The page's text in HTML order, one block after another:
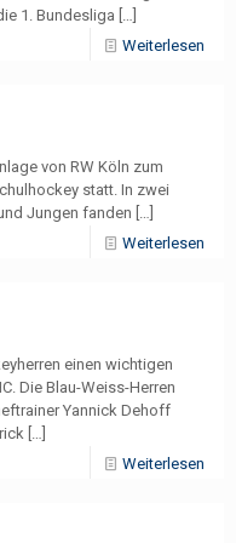
1. Bundesliga […]
Weiterlesen
von RW Köln zum
statt. In zwei
Jungen fanden […]
Weiterlesen
einen wichtigen
Die Blau-Weiss-Herren
Yannick Dehoff
[…]
Weiterlesen